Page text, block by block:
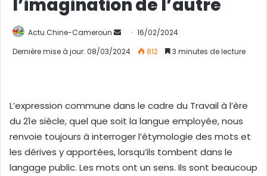
l’imagination de l’autre
Actu Chine-Cameroun
n
e
r
16/02/2024
Dernière mise à jour: 08/03/2024
812 3 minutes de lecture
L’expression commune dans le cadre du Travail à l’ère
du 21e siècle, quel que soit la langue employée, nous
renvoie toujours à interroger l’étymologie des mots et
les dérives y apportées, lorsqu’ils tombent dans le
langage public. Les mots ont un sens. Ils sont beaucoup